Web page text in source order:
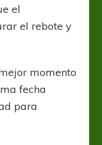
el
el rebote y
momento
fecha
para